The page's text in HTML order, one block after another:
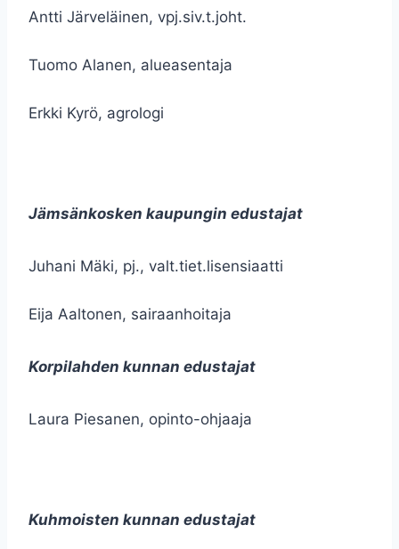
Antti Järveläinen, vpj.siv.t.joht.
Tuomo Alanen, alueasentaja
Erkki Kyrö, agrologi
Jämsänkosken kaupungin edustajat
Juhani Mäki, pj., valt.tiet.lisensiaatti
Eija Aaltonen, sairaanhoitaja
Korpilahden kunnan edustajat
Laura Piesanen, opinto-ohjaaja
Kuhmoisten kunnan edustajat